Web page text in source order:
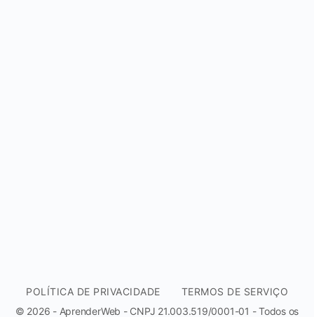
POLÍTICA DE PRIVACIDADE
TERMOS DE SERVIÇO
© 2026 - AprenderWeb - CNPJ 21.003.519/0001-01 - Todos os